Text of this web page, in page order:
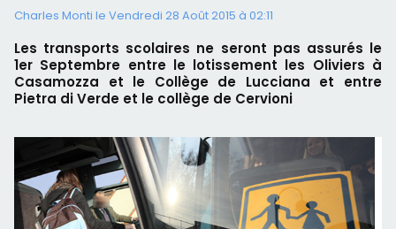
Charles Monti le Vendredi 28 Août 2015 à 02:11
Les transports scolaires ne seront pas assurés le
1er Septembre entre le lotissement les Oliviers à
Casamozza et le Collège de Lucciana et entre
Pietra di Verde et le collège de Cervioni